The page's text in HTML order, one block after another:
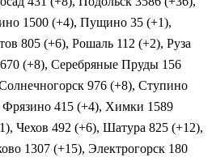
1500 (+4), Пущино 35 (+1),
805 (+6), Рошаль 112 (+2), Руза
(+8), Серебряные Пруды 156
976 (+8), Ступино
415 (+4), Химки 1589
Чехов 492 (+6), Шатура 825 (+12),
1307 (+15), Электрогорск 180